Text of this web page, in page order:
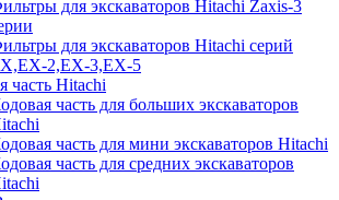
для экскаваторов Hitachi Zaxis-3
для экскаваторов Hitachi серий
2,EX-3,EX-5
часть Hitachi
часть для больших экскаваторов
часть для мини экскаваторов Hitachi
часть для средних экскаваторов